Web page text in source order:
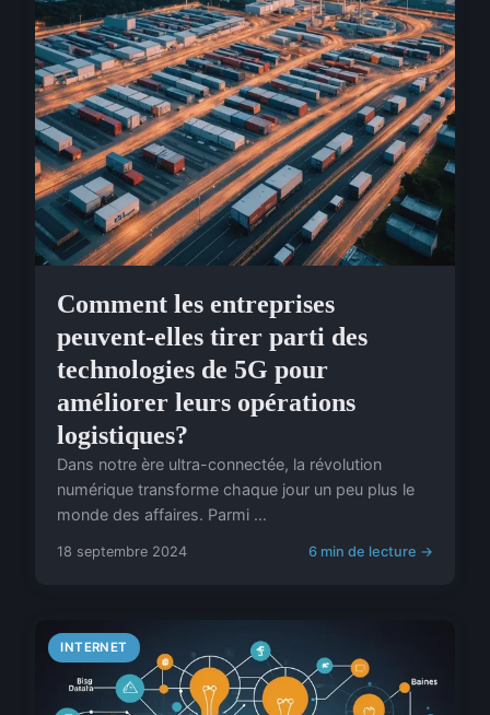
Comment les entreprises
peuvent-elles tirer parti des
technologies de 5G pour
améliorer leurs opérations
logistiques?
Dans notre ère ultra-connectée, la révolution
numérique transforme chaque jour un peu plus le
monde des affaires. Parmi ...
18 septembre 2024 6 min de lecture →
INTERNET